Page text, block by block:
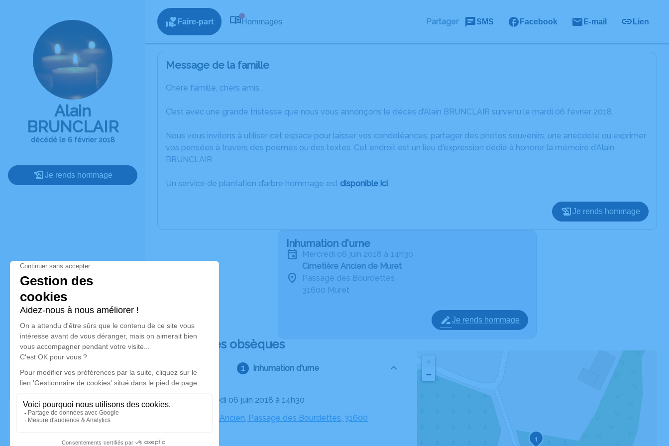
Alain
BRUNCLAIR
décédé le 6 février 2018
Je rends hommage
Faire-part Hommages Partager SMS Facebook E-mail Lien
Message de la famille
Chère famille, chers amis,
C’est avec une grande tristesse que nous vous annonçons le décès d’Alain BRUNCLAIR survenu le mardi 06 février 2018.
Nous vous invitons à utiliser cet espace pour laisser vos condoléances, partager des photos souvenirs, une anecdote ou exprimer
vos pensées à travers des poèmes ou des textes. Cet endroit est un lieu d'expression dédié à honorer la mémoire d’Alain
BRUNCLAIR.
Un service de plantation d’arbre hommage est disponible ici.
Je rends hommage
Inhumation d'urne
mercredi 06 juin 2018 à 14h30
Cimetière Ancien de Muret
Passage des Bourdettes
31600 Muret
Je rends hommage
Déroulé des obsèques
Inhumation d'urne
Le mercredi 06 juin 2018 à 14h30
Cimetière Ancien, Passage des Bourdettes, 31600
1
−